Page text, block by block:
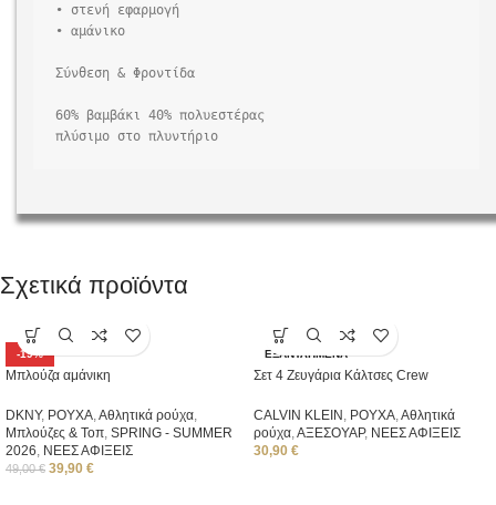
• στενή εφαρμογή
• αμάνικο
Σύνθεση & Φροντίδα
60% βαμβάκι 40% πολυεστέρας
πλύσιμο στο πλυντήριο
Σχετικά προϊόντα
-19%
Μπλούζα αμάνικη
DKNY, ΡΟΥΧΑ,Αθλητικά ρούχα,
Μπλούζες & Τοπ, SPRING - SUMMER
2026, ΝΕΕΣ ΑΦΙΞΕΙΣ
49,00€ 39,90 €
ΕΞΑΝΤΛΗΜΈΝΑ
Σετ 4 Ζευγάρια Κάλτσες Crew
CALVIN KLEIN, ΡΟΥΧΑ,Αθλητικά
ρούχα,ΑΞΕΣΟΥΑΡ, ΝΕΕΣ ΑΦΙΞΕΙΣ
30,90 €